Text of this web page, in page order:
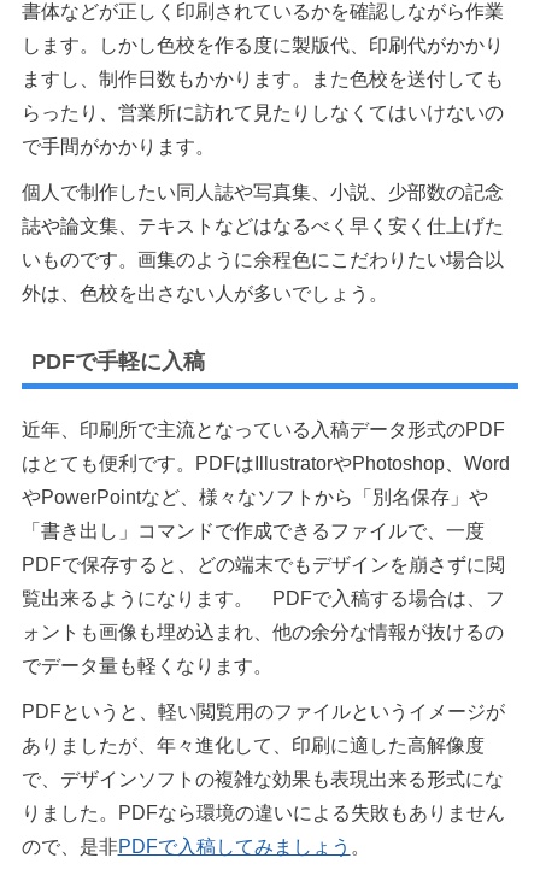
書体などが正しく印刷されているかを確認しながら作業
します。しかし色校を作る度に製版代、印刷代がかかり
ますし、制作日数もかかります。また色校を送付しても
らったり、営業所に訪れて見たりしなくてはいけないの
で手間がかかります。
個人で制作したい同人誌や写真集、小説、少部数の記念
誌や論文集、テキストなどはなるべく早く安く仕上げた
いものです。画集のように余程色にこだわりたい場合以
外は、色校を出さない人が多いでしょう。
PDFで手軽に入稿
近年、印刷所で主流となっている入稿データ形式のPDF
はとても便利です。PDFはIllustratorやPhotoshop、Word
やPowerPointなど、様々なソフトから「別名保存」や
「書き出し」コマンドで作成できるファイルで、一度
PDFで保存すると、どの端末でもデザインを崩さずに閲
覧出来るようになります。 PDFで入稿する場合は、フ
ォントも画像も埋め込まれ、他の余分な情報が抜けるの
でデータ量も軽くなります。
PDFというと、軽い閲覧用のファイルというイメージが
ありましたが、年々進化して、印刷に適した高解像度
で、デザインソフトの複雑な効果も表現出来る形式にな
りました。PDFなら環境の違いによる失敗もありません
ので、是非PDFで入稿してみましょう 。